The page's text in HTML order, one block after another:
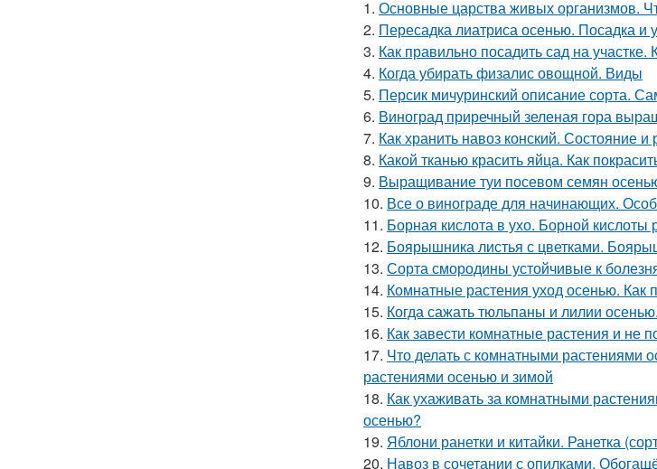
1. Основные царства живых организмов.
2. Пересадка лиатриса осенью. Посадка и
3. Как правильно посадить сад на
4. Когда убирать физалис овощной. Виды
5. Персик мичуринский описание сорта.
6. Виноград приречный зеленая гора
7. Как хранить навоз конский. Состояние и
8. Какой тканью красить яйца. Как
9. Выращивание туи посевом семян
10. Все о винограде для начинающих.
11. Борная кислота в ухо. Борной
12. Боярышника листья с цветками.
13. Сорта смородины устойчивые к
14. Комнатные растения уход осенью. Как
15. Когда сажать тюльпаны и лилии
16. Как завести комнатные растения и не
17. Что делать с комнатными растениями
растениями осенью и зимой
18. Как ухаживать за комнатными
осенью?
19. Яблони ранетки и китайки. Ранетка
20. Навоз в сочетании с опилками.